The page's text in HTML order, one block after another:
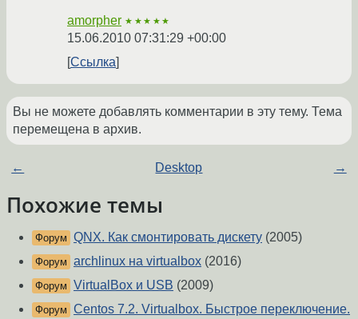
amorpher ★★★★★
15.06.2010 07:31:29 +00:00
Ссылка
Вы не можете добавлять комментарии в эту тему. Тема
перемещена в архив.
← Desktop →
Похожие темы
Форум QNX. Как смонтировать дискету (2005)
Форум archlinux на virtualbox (2016)
Форум VirtualBox и USB (2009)
Форум Centos 7.2. Virtualbox. Быстрое переключение.